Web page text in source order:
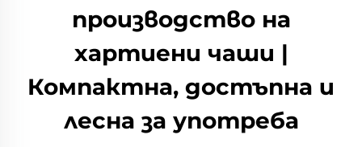
производство на
хартиени чаши |
Компактна, достъпна и
лесна за употреба